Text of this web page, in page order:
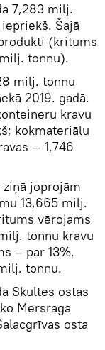
7,283 milj.
Šajā
(kritums
tonnu).
milj. tonnu
2019. gadā.
kravu
kokmateriālu
— 1,746
joprojām
13,665 milj.
vērojams
tonnu kravu
– par 13%,
tonnu.
Skultes ostas
Mērsraga
osta